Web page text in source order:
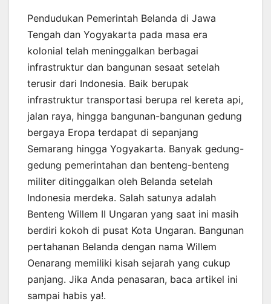
Pendudukan Pemerintah Belanda di Jawa
Tengah dan Yogyakarta pada masa era
kolonial telah meninggalkan berbagai
infrastruktur dan bangunan sesaat setelah
terusir dari Indonesia. Baik berupak
infrastruktur transportasi berupa rel kereta api,
jalan raya, hingga bangunan-bangunan gedung
bergaya Eropa terdapat di sepanjang
Semarang hingga Yogyakarta. Banyak gedung-
gedung pemerintahan dan benteng-benteng
militer ditinggalkan oleh Belanda setelah
Indonesia merdeka. Salah satunya adalah
Benteng Willem II Ungaran yang saat ini masih
berdiri kokoh di pusat Kota Ungaran. Bangunan
pertahanan Belanda dengan nama Willem
Oenarang memiliki kisah sejarah yang cukup
panjang. Jika Anda penasaran, baca artikel ini
sampai habis ya!.